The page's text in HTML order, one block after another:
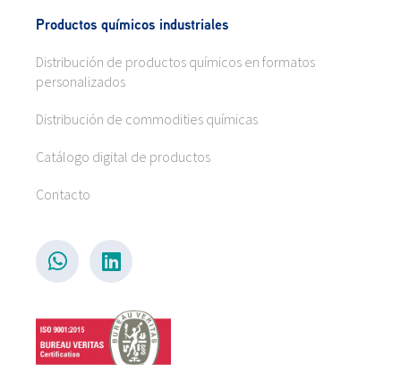
Productos químicos industriales
Distribución de productos químicos en formatos
personalizados
Distribución de commodities químicas
Catálogo digital de productos
Contacto